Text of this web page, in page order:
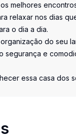
melhores
relaxar nos dias
o dia a dia.
do seu
segurança e
essa casa dos